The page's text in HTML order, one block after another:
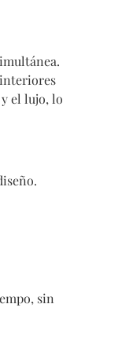
interiores
el lujo, lo
sin